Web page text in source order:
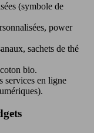
(symbole de
power
sachets de thé
bio.
services en ligne